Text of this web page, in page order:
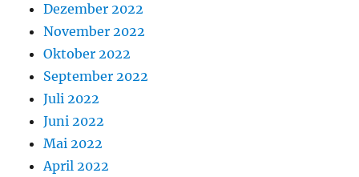
Dezember 2022
November 2022
Oktober 2022
September 2022
Juli 2022
Juni 2022
Mai 2022
April 2022